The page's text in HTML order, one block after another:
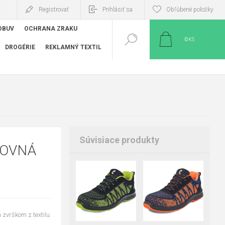
Registrovať Prihlásiť sa Obľúbené položky
OCHRANA ZRAKU
DROGÉRIE REKLAMNÝ TEXTIL
0 KS
zvrškom z textilu.
Súvisiace produkty
36 38
39
40
41
42
43
36 37
38
39
40
41
42
43